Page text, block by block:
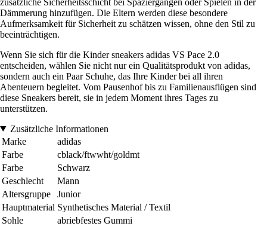
Dämmerung hinzufügen. Die Eltern werden diese besondere
Aufmerksamkeit für Sicherheit zu schätzen wissen, ohne den Stil zu
beeinträchtigen.
Wenn Sie sich für die Kinder sneakers adidas VS Pace 2.0
entscheiden, wählen Sie nicht nur ein Qualitätsprodukt von adidas,
sondern auch ein Paar Schuhe, das Ihre Kinder bei all ihren
Abenteuern begleitet. Vom Pausenhof bis zu Familienausflügen sind
diese Sneakers bereit, sie in jedem Moment ihres Tages zu
unterstützen.
Zusätzliche Informationen
Marke
adidas
Farbe
cblack/ftwwht/goldmt
Farbe
Schwarz
Geschlecht
Mann
Altersgruppe
Junior
Hauptmaterial Synthetisches Material / Textil
Sohle
abriebfestes Gummi